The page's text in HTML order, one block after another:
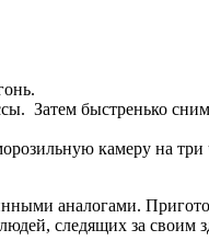
Затем быстренько
камеру на три
аналогами.
следящих за своим